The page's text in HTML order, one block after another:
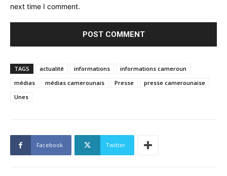
next time I comment.
TAGS actualité informations
informations cameroun
médias
médias camerounais Presse
presse camerounaise
Unes
Facebook Twitter